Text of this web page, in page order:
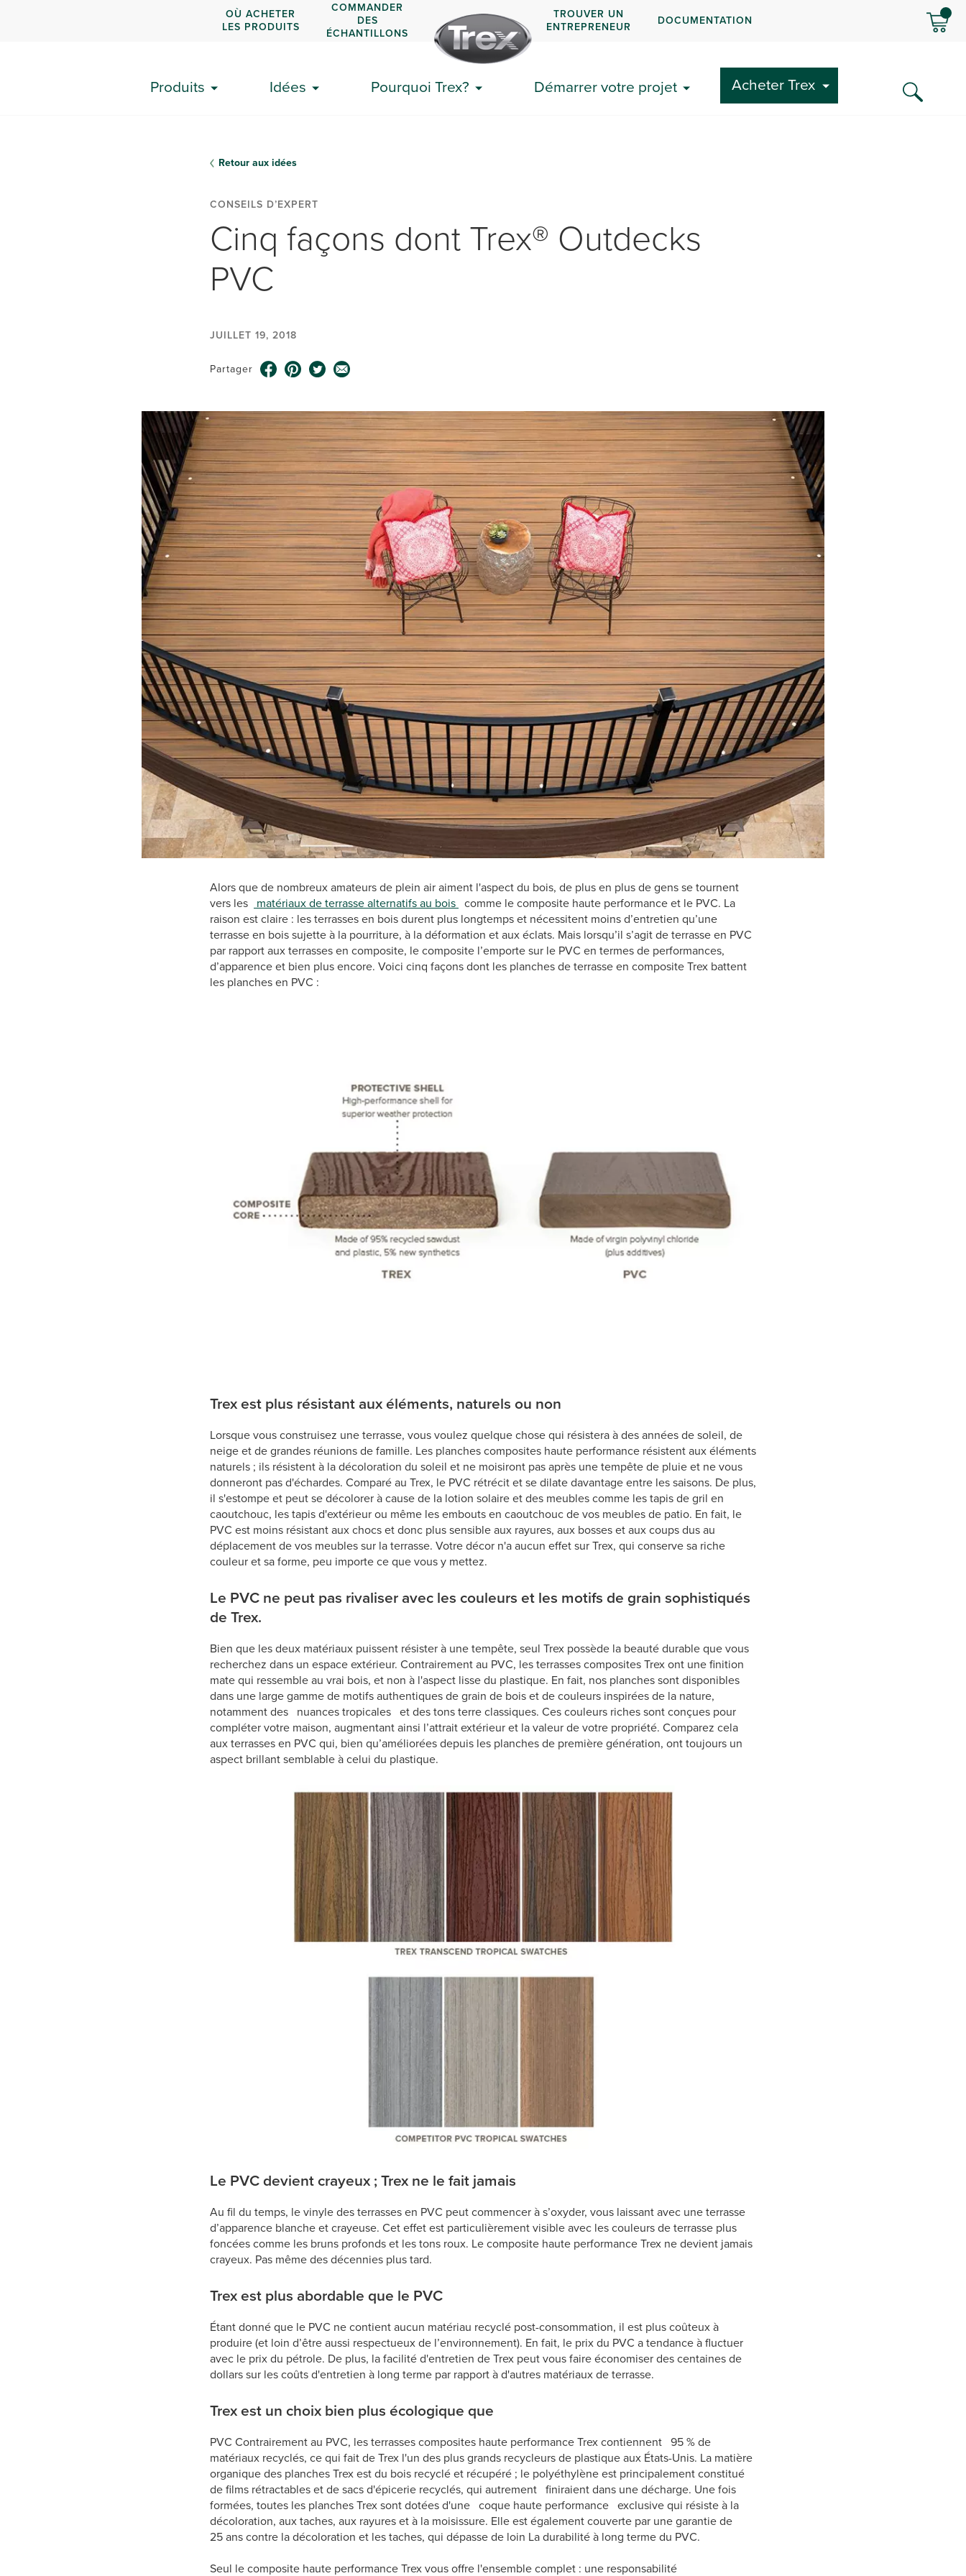
OÙ ACHETER
LES PRODUITS
COMMANDER
DES
ÉCHANTILLONS
TROUVER UN
ENTREPRENEUR
DOCUMENTATION
Produits Idées Pourquoi Trex? Démarrer votre projet Acheter Trex
Retour aux idées
CONSEILS D’EXPERT
Cinq façons dont Trex® Outdecks
PVC
JUILLET 19, 2018
Partager
Alors que de nombreux amateurs de plein air aiment l'aspect du bois, de plus en plus de gens se tournent
vers les matériaux de terrasse alternatifs au bois comme le composite haute performance et le PVC. La
raison est claire : les terrasses en bois durent plus longtemps et nécessitent moins d’entretien qu’une
terrasse en bois sujette à la pourriture, à la déformation et aux éclats. Mais lorsqu’il s’agit de terrasse en PVC
par rapport aux terrasses en composite, le composite l’emporte sur le PVC en termes de performances,
d’apparence et bien plus encore. Voici cinq façons dont les planches de terrasse en composite Trex battent
les planches en PVC :
Trex est plus résistant aux éléments, naturels ou non
Lorsque vous construisez une terrasse, vous voulez quelque chose qui résistera à des années de soleil, de
neige et de grandes réunions de famille. Les planches composites haute performance résistent aux éléments
naturels ; ils résistent à la décoloration du soleil et ne moisiront pas après une tempête de pluie et ne vous
donneront pas d'échardes. Comparé au Trex, le PVC rétrécit et se dilate davantage entre les saisons. De plus,
il s'estompe et peut se décolorer à cause de la lotion solaire et des meubles comme les tapis de gril en
caoutchouc, les tapis d'extérieur ou même les embouts en caoutchouc de vos meubles de patio. En fait, le
PVC est moins résistant aux chocs et donc plus sensible aux rayures, aux bosses et aux coups dus au
déplacement de vos meubles sur la terrasse. Votre décor n'a aucun effet sur Trex, qui conserve sa riche
couleur et sa forme, peu importe ce que vous y mettez.
Le PVC ne peut pas rivaliser avec les couleurs et les motifs de grain sophistiqués
de Trex.
Bien que les deux matériaux puissent résister à une tempête, seul Trex possède la beauté durable que vous
recherchez dans un espace extérieur. Contrairement au PVC, les terrasses composites Trex ont une finition
mate qui ressemble au vrai bois, et non à l'aspect lisse du plastique. En fait, nos planches sont disponibles
dans une large gamme de motifs authentiques de grain de bois et de couleurs inspirées de la nature,
notamment des nuances tropicales et des tons terre classiques. Ces couleurs riches sont conçues pour
compléter votre maison, augmentant ainsi l’attrait extérieur et la valeur de votre propriété. Comparez cela
aux terrasses en PVC qui, bien qu’améliorées depuis les planches de première génération, ont toujours un
aspect brillant semblable à celui du plastique.
Le PVC devient crayeux ; Trex ne le fait jamais
Au fil du temps, le vinyle des terrasses en PVC peut commencer à s’oxyder, vous laissant avec une terrasse
d’apparence blanche et crayeuse. Cet effet est particulièrement visible avec les couleurs de terrasse plus
foncées comme les bruns profonds et les tons roux. Le composite haute performance Trex ne devient jamais
crayeux. Pas même des décennies plus tard.
Trex est plus abordable que le PVC
Étant donné que le PVC ne contient aucun matériau recyclé post-consommation, il est plus coûteux à
produire (et loin d’être aussi respectueux de l’environnement). En fait, le prix du PVC a tendance à fluctuer
avec le prix du pétrole. De plus, la facilité d'entretien de Trex peut vous faire économiser des centaines de
dollars sur les coûts d'entretien à long terme par rapport à d'autres matériaux de terrasse.
Trex est un choix bien plus écologique que
PVC Contrairement au PVC, les terrasses composites haute performance Trex contiennent 95 % de
matériaux recyclés, ce qui fait de Trex l'un des plus grands recycleurs de plastique aux États-Unis. La matière
organique des planches Trex est du bois recyclé et récupéré ; le polyéthylène est principalement constitué
de films rétractables et de sacs d'épicerie recyclés, qui autrement finiraient dans une décharge. Une fois
formées, toutes les planches Trex sont dotées d'une coque haute performance exclusive qui résiste à la
décoloration, aux taches, aux rayures et à la moisissure. Elle est également couverte par une garantie de
25 ans contre la décoloration et les taches, qui dépasse de loin La durabilité à long terme du PVC.
Seul le composite haute performance Trex vous offre l'ensemble complet : une responsabilité